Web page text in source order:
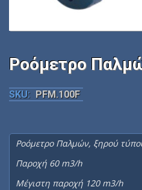
Ροόμετρο
SKU: PFM.100F
Ροόμετρο Παλμών, ξηρού
Παροχή 60 m3/h
Mέγιστη παροχή 120 m3/h